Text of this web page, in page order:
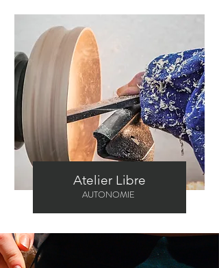
AUTONOMIE
Atelier Libre